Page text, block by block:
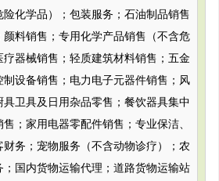
化学品）；包装服务；石油制品销售
颜料销售；专用化学产品销售（不含危
疗器械销售；轻质建筑材料销售；五金
设备销售；电力电子元器件销售；风
卫具及日用杂品零售；餐饮器具集中
；家用电器零配件销售；专业保洁、
务；宠物服务（不含动物诊疗）；农
国内货物运输代理；道路货物运输站